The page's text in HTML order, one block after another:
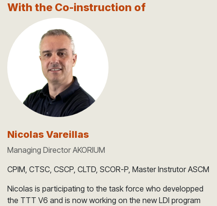
With the Co-instruction of
Nicolas Vareillas
Managing Director AKORIUM
CPIM, CTSC, CSCP, CLTD, SCOR-P, Master Instrutor ASCM
Nicolas is participating to the task force who developped
the TTT V6 and is now working on the new LDI program